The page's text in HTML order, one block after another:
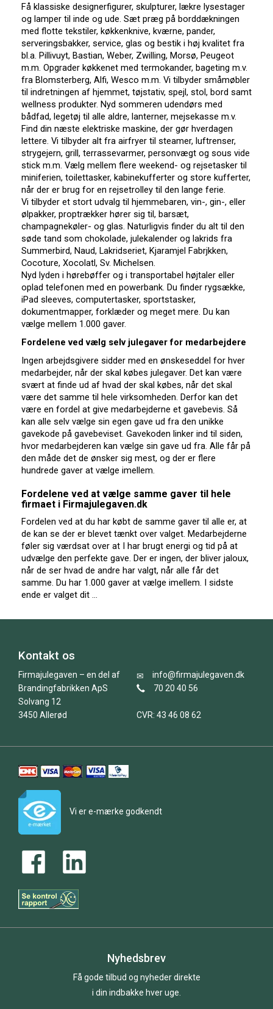
Få klassiske designerfigurer, skulpturer, lækre lysestager
og lamper til inde og ude. Sæt præg på borddækningen
med flotte tekstiler, køkkenknive, kværne, pander,
serveringsbakker, service, glas og bestik i høj kvalitet fra
bl.a. Pillivuyt, Bastian, Weber, Zwilling, Morsø, Peugeot
m.m. Opgrader køkkenet med termokander, bageting m.v.
fra Blomsterberg, Alfi, Wesco m.m. Vi tilbyder småmøbler
til indretningen af hjemmet, tøjstativ, spejl, stol, bord samt
wellness produkter. Nyd sommeren udendørs med
bådfad, legetøj til alle aldre, lanterner, mejsekasse m.v.
Find din næste elektriske maskine, der gør hverdagen
lettere. Vi tilbyder alt fra airfryer til steamer, luftrenser,
strygejern, grill, terrassevarmer, personvægt og sous vide
stick m.m. Vælg mellem flere weekend- og rejsetasker til
miniferien, toilettasker, kabinekufferter og store kufferter,
når der er brug for en rejsetrolley til den lange ferie.
Vi tilbyder et stort udvalg til hjemmebaren, vin-, gin-, eller
ølpakker, proptrækker hører sig til, barsæt,
champagnekøler- og glas. Naturligvis finder du alt til den
søde tand som chokolade, julekalender og lakrids fra
Summerbird, Naud, Lakridseriet, Kjaramjel Fabrjkken,
Cocoture, Xocolatl, Sv. Michelsen.
Nyd lyden i hørebøffer og i transportabel højtaler eller
oplad telefonen med en powerbank. Du finder rygsække,
iPad sleeves, computertasker, sportstasker,
dokumentmapper, forklæder og meget mere. Du kan
vælge mellem 1.000 gaver.
Fordelene ved vælg selv julegaver for medarbejdere
Ingen arbejdsgivere sidder med en ønskeseddel for hver
medarbejder, når der skal købes julegaver. Det kan være
svært at finde ud af hvad der skal købes, når det skal
være det samme til hele virksomheden. Derfor kan det
være en fordel at give medarbejderne et gavebevis. Så
kan alle selv vælge sin egen gave ud fra den unikke
gavekode på gavebeviset. Gavekoden linker ind til siden,
hvor medarbejderen kan vælge sin gave ud fra. Alle får på
den måde det de ønsker sig mest, og der er flere
hundrede gaver at vælge imellem.
Fordelene ved at vælge samme gaver til hele
firmaet i Firmajulegaven.dk
Fordelen ved at du har købt de samme gaver til alle er, at
de kan se der er blevet tænkt over valget. Medarbejderne
føler sig værdsat over at I har brugt energi og tid på at
udvælge den perfekte gave. Der er ingen, der bliver jaloux,
når de ser hvad de andre har valgt, når alle får det
samme. Du har 1.000 gaver at vælge imellem. I sidste
ende er valget dit …
Kontakt os
Firmajulegaven – en del af
Brandingfabrikken ApS
Solvang 12
3450 Allerød
info@firmajulegaven.dk
70 20 40 56
CVR: 43 46 08 62
Vi er e-mærke godkendt
Nyhedsbrev
Få gode tilbud og nyheder direkte
i din indbakke hver uge.